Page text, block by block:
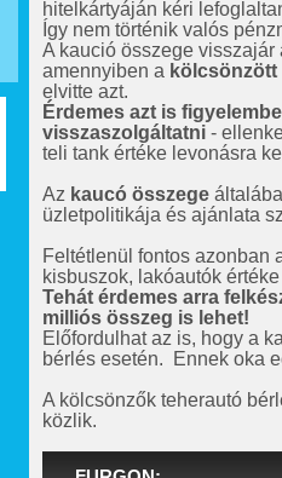
hitelkártyáján kéri
Így nem történik valós
A kaució összege
amennyiben a kölcsönzött
elvitte azt.
Érdemes azt is
visszaszolgáltatni -
teli tank értéke levonásra
Az kaucó összege
üzletpolitikája és ajánlata
Feltétlenül fontos azonban
kisbuszok, lakóautók
Tehát érdemes arra
milliós összeg is lehet!
Előfordulhat az is, hogy a
bérlés esetén. Ennek oka
A kölcsönzők teherautó
közlik.